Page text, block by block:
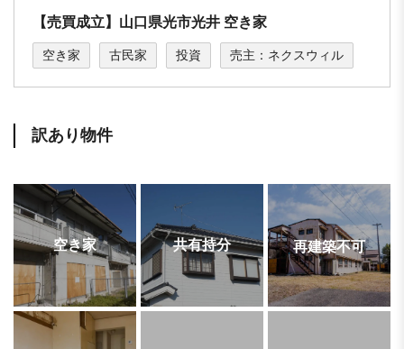
【売買成立】⼭⼝県光市光井 空き家
空き家 古民家 投資 売主：ネクスウィル
訳あり物件
空き家 共有持分 再建築不可